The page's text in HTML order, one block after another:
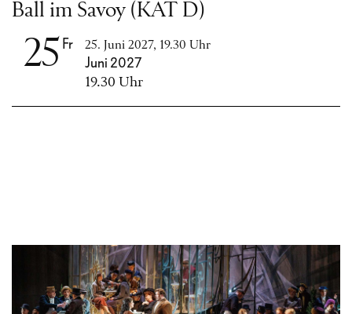
25 Fr 25. Juni 2027, 19.30 Uhr
Juni 2027
19.30 Uhr
Ball im Savoy (KAT D)